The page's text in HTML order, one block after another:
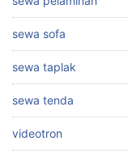
sewa sofa
sewa taplak
sewa tenda
videotron